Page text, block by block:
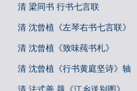
清 梁同书 行书七言联
清 沈曾植《左琴右书七言联》
清 沈曾植《致味莼书札》
清 沈曾植《行书黄庭坚诗》轴